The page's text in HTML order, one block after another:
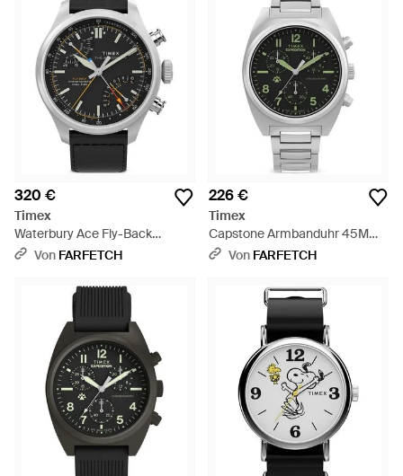
320 €
Timex
Waterbury Ace Fly-Back
Armbanduhr 43Mm - Schwarz
Von FARFETCH
226 €
Timex
Capstone Armbanduhr 45Mm -
GrauVon FARFETCH